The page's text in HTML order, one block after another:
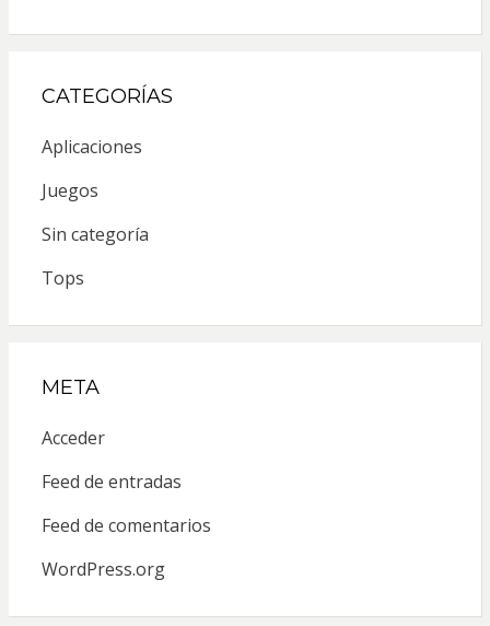
CATEGORÍAS
Aplicaciones
Juegos
Sin categoría
Tops
META
Acceder
Feed de entradas
Feed de comentarios
WordPress.org